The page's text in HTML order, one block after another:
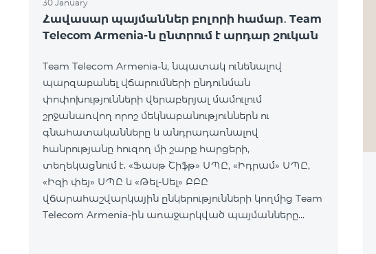
30 January
Հավասար պայմաններ բոլորի համար․ Team
Telecom Armenia-ն ընտրում է արդար շուկան
Team Telecom Armenia-ն, նպատակ ունենալով
պարզաբանել վճարումների ընդունման
փոփոխությունների վերաբերյալ մամուլում
շրջանառվող որոշ մեկնաբանություններն ու
գնահատականները և անդրադառնալով
հանրությանը հուզող մի շարք հարցերի,
տեղեկացնում է. «Ֆասթ Շիֆթ» ՍՊԸ, «Իդրամ» ՍՊԸ,
«Իզի փեյ» ՍՊԸ և «Թել-Սել» ԲԲԸ
վճարահաշվարկային ընկերությունների կողմից Team
Telecom Armenia-ին առաջարկված պայմանները